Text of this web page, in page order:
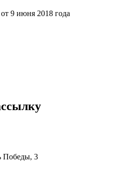
9 июня 2018 года
Победы, 3